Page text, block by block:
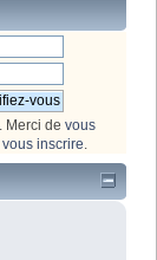
. Merci de vous
vous inscrire